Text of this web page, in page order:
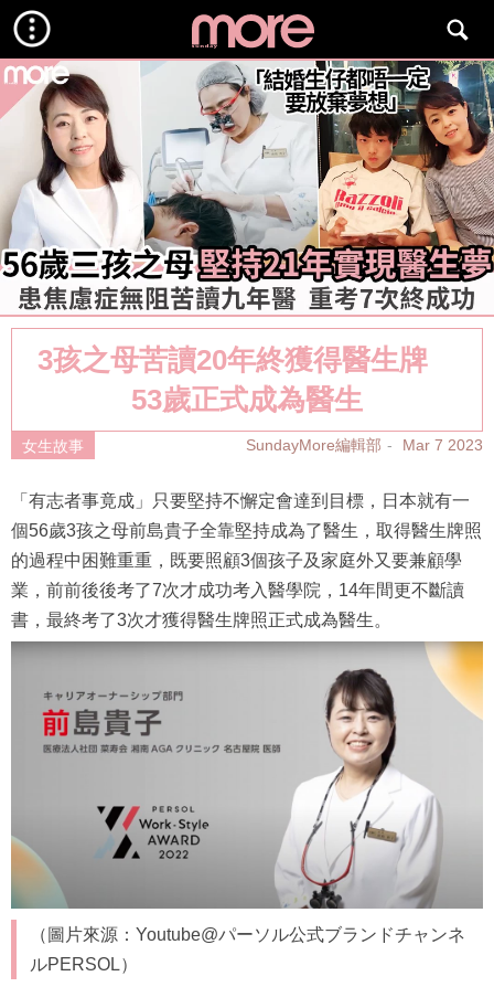
3孩之母苦讀20年終獲得醫生牌
53歲正式成為醫生
女生故事 SundayMore編輯部 Mar 7 2023
「有志者事竟成」只要堅持不懈定會達到目標，日本就有一
個56歲3孩之母前島貴子全靠堅持成為了醫生，取得醫生牌照
的過程中困難重重，既要照顧3個孩子及家庭外又要兼顧學
業，前前後後考了7次才成功考入醫學院，14年間更不斷讀
書，最終考了3次才獲得醫生牌照正式成為醫生。
（圖片來源：Youtube@パーソル公式ブランドチャンネ
ルPERSOL）